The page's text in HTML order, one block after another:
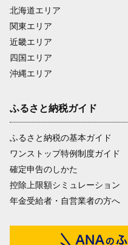
北海道エリア
関東エリア
近畿エリア
四国エリア
沖縄エリア
ふるさと納税ガイド
ふるさと納税の基本ガイド
ワンストップ特例制度ガイド
確定申告のしかた
控除上限額シミュレーション
年金受給者・自営業者の方へ